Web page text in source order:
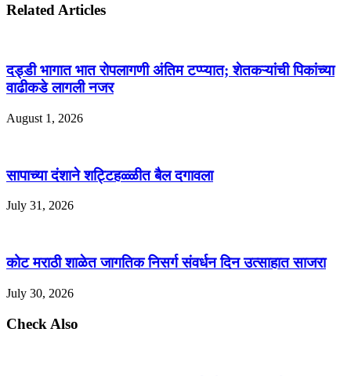
Related Articles
दड्डी भागात भात रोपलागणी अंतिम टप्प्यात; शेतकऱ्यांची पिकांच्या
वाढीकडे लागली नजर
August 1, 2026
सापाच्या दंशाने शट्टिहळ्ळीत बैल दगावला
July 31, 2026
कोट मराठी शाळेत जागतिक निसर्ग संवर्धन दिन उत्साहात साजरा
July 30, 2026
Check Also